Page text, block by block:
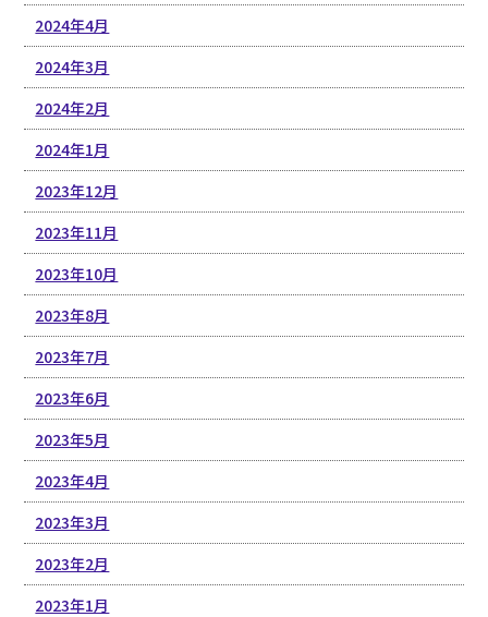
2024年4月
2024年3月
2024年2月
2024年1月
2023年12月
2023年11月
2023年10月
2023年8月
2023年7月
2023年6月
2023年5月
2023年4月
2023年3月
2023年2月
2023年1月